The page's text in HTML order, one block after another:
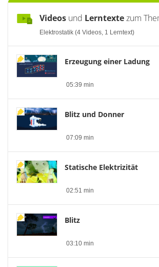
Videos und Lerntextezum
Elektrostatik (4 Videos, 1 Lerntext)
Erzeugung einer Ladung
05:39 min
Blitz und Donner
07:09 min
Statische Elektrizität
02:51 min
Blitz
03:10 min